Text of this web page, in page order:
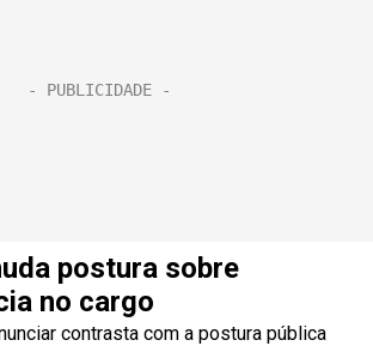
postura sobre
no cargo
contrasta com a postura pública